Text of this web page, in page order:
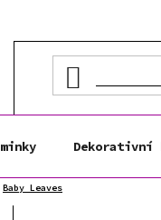
Dekorativní
Baby Leaves